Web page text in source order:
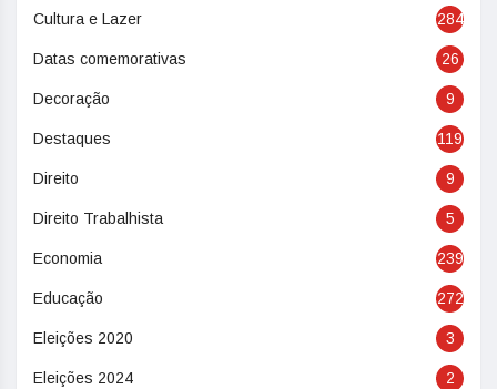
Cultura e Lazer 284
Datas comemorativas 26
Decoração 9
Destaques 119
Direito 9
Direito Trabalhista 5
Economia 239
Educação 272
Eleições 2020 3
Eleições 2024 2